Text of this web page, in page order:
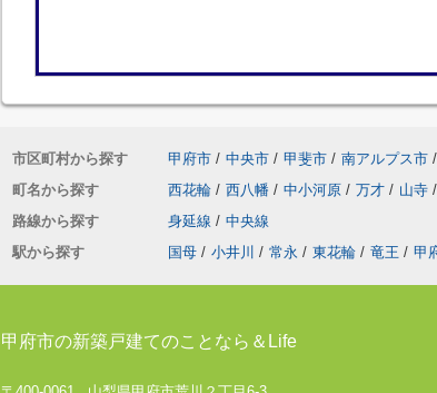
市区町村から探す 甲府市 / 中央市 / 甲斐市 / 南アルプス市 /
町名から探す
西花輪 / 西八幡 / 中小河原 / 万才 / 山寺 /
路線から探す
身延線 / 中央線
駅から探す
国母 / 小井川 / 常永 / 東花輪 / 竜王 / 甲
甲府市の新築戸建てのことなら＆Life